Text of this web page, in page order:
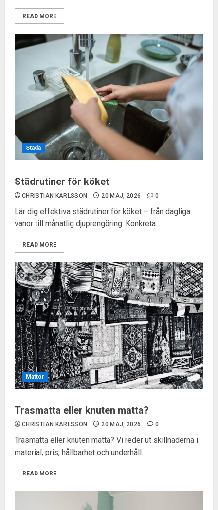
READ MORE
Städa
Städrutiner för köket
CHRISTIAN KARLSSON 20 MAJ, 2026 0
Lär dig effektiva städrutiner för köket – från dagliga
vanor till månatlig djuprengöring. Konkreta...
READ MORE
Mattor
Trasmatta eller knuten matta?
CHRISTIAN KARLSSON 20 MAJ, 2026 0
Trasmatta eller knuten matta? Vi reder ut skillnaderna i
material, pris, hållbarhet och underhåll...
READ MORE